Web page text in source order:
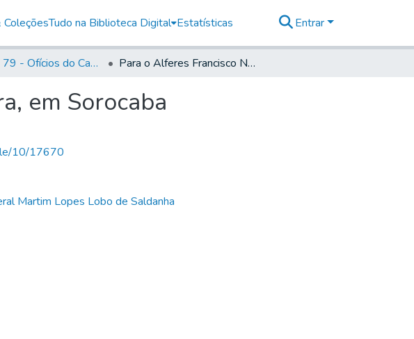
ColeçõesTudo na Biblioteca Digital Estatísticas Entrar
Volume 79 - Ofícios do Capitão General Martim Lopes Lobo de Saldanha (1777) Para o Alferes Francisco Nunes de Siqueira, em Sorocaba
em Sorocaba
10/17670
Martim Lopes Lobo de Saldanha